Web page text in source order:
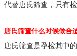
代替唐氏筛查，只有
唐氏筛查什么时候做合
唐氏筛查是孕检其中